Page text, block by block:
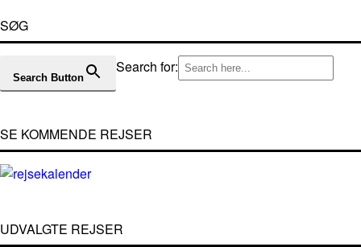
SØG
Search for:
Search Button
SE KOMMENDE REJSER
UDVALGTE REJSER